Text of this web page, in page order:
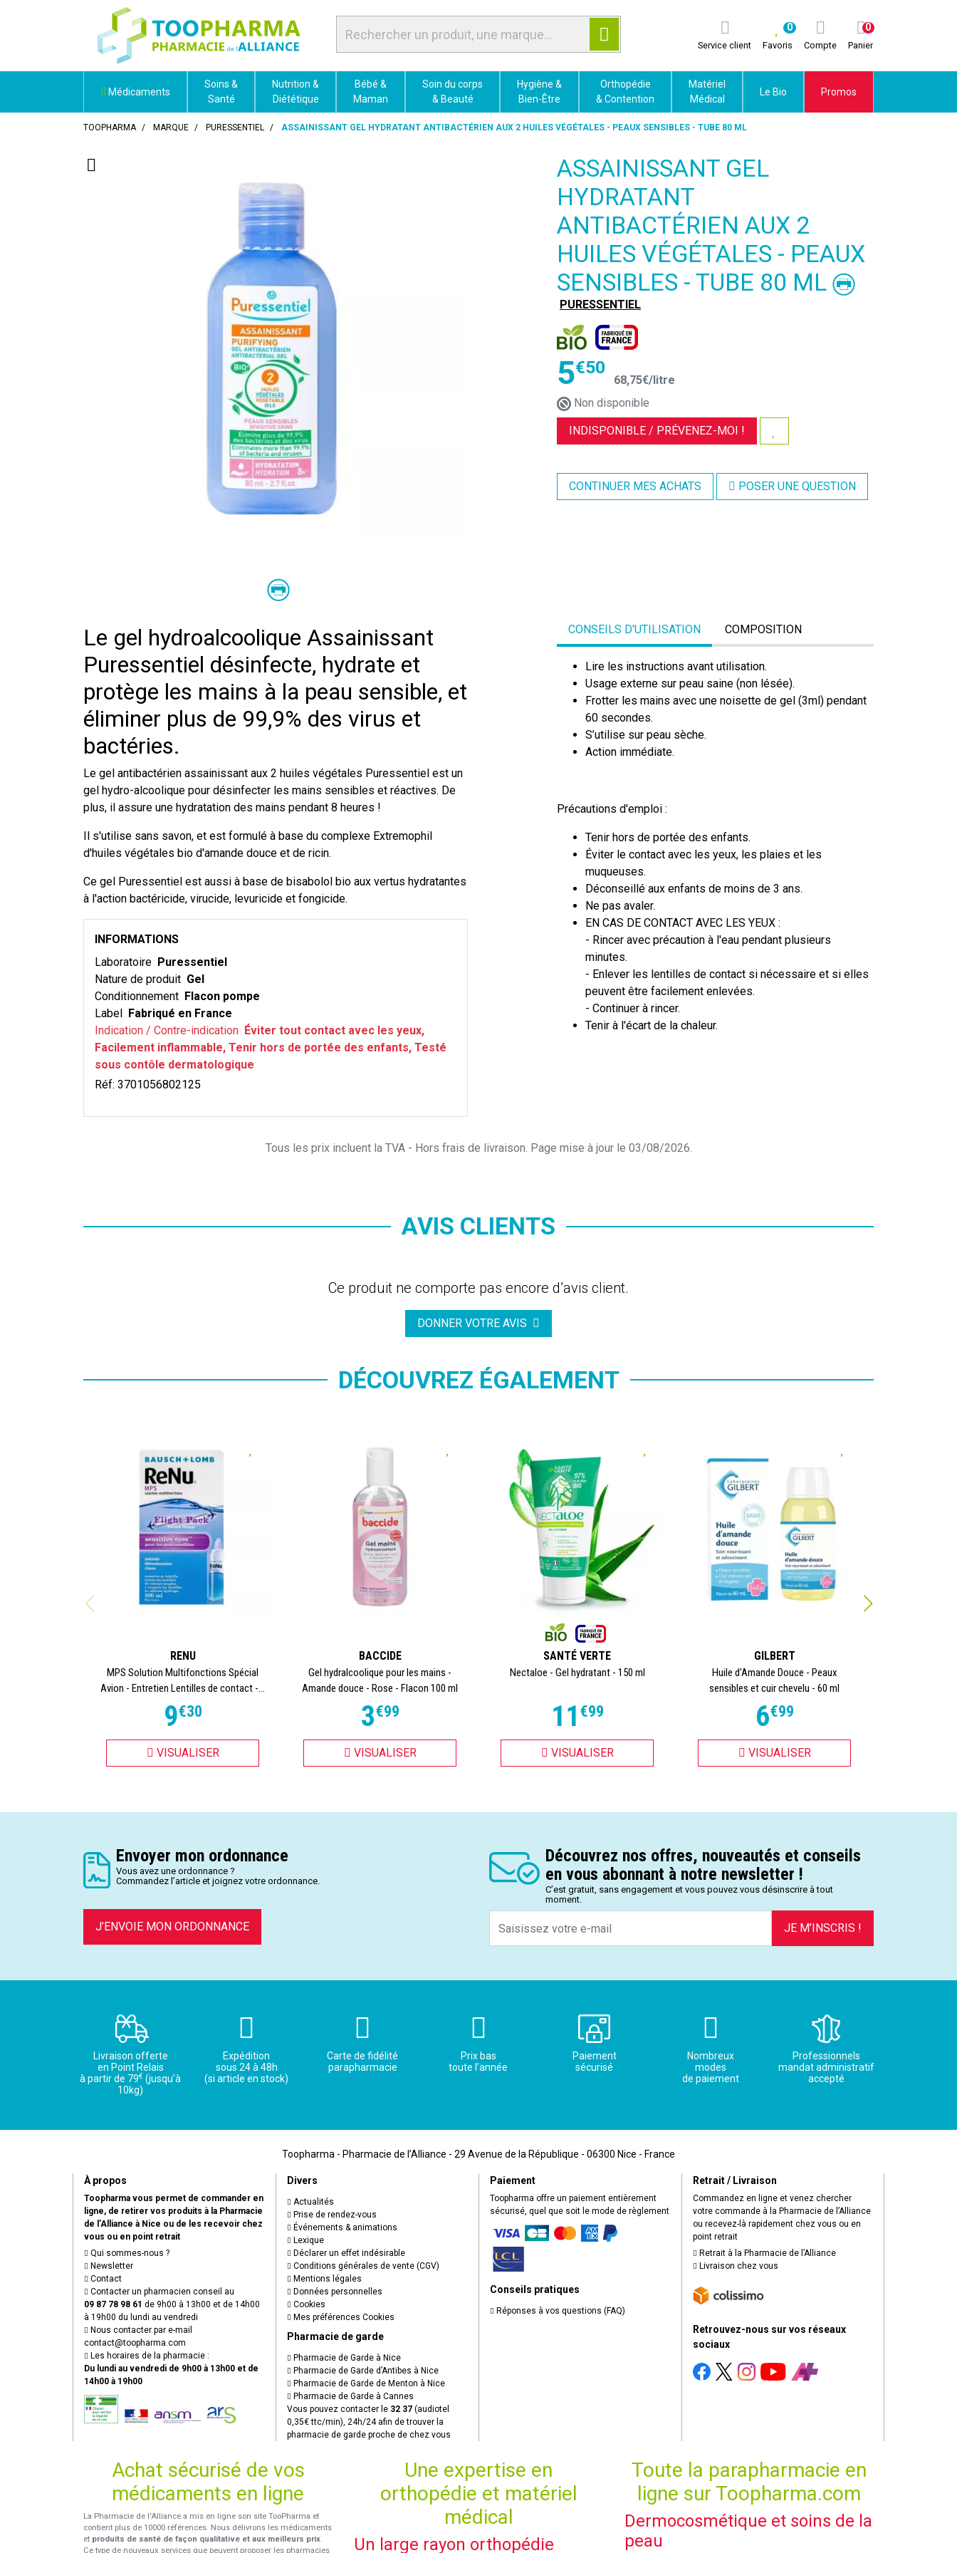
Service client Favoris
0
Compte Panier
0
Médicaments
Soins &
Santé
Nutrition &
Diététique
Bébé &
Maman
Soin du corps
& Beauté
Hygiène &
Bien-Être
Orthopédie
& Contention
Matériel
Médical
Le Bio Promos
TOOPHARMA MARQUE PURESSENTIEL ASSAINISSANT GEL HYDRATANT ANTIBACTÉRIEN AUX 2 HUILES VÉGÉTALES - PEAUX SENSIBLES - TUBE 80 ML
ASSAINISSANT GEL
HYDRATANT
ANTIBACTÉRIEN AUX 2
HUILES VÉGÉTALES - PEAUX
SENSIBLES - TUBE 80 ML
PURESSENTIEL
5€50
68,75€/litre
Non disponible
INDISPONIBLE / PRÉVENEZ-MOI !
CONTINUER MES ACHATS POSER UNE QUESTION
Le gel hydroalcoolique Assainissant
Puressentiel désinfecte, hydrate et
protège les mains à la peau sensible, et
éliminer plus de 99,9% des virus et
bactéries.
Le gel antibactérien assainissant aux 2 huiles végétales Puressentiel est un
gel hydro-alcoolique pour désinfecter les mains sensibles et réactives. De
plus, il assure une hydratation des mains pendant 8 heures !
Il s'utilise sans savon, et est formulé à base du complexe Extremophil
d'huiles végétales bio d'amande douce et de ricin.
Ce gel Puressentiel est aussi à base de bisabolol bio aux vertus hydratantes
à l'action bactéricide, virucide, levuricide et fongicide.
INFORMATIONS
Laboratoire Puressentiel
Nature de produit Gel
Conditionnement Flacon pompe
Label Fabriqué en France
Indication / Contre-indication Éviter tout contact avec les yeux,
Facilement inflammable, Tenir hors de portée des enfants, Testé
sous contôle dermatologique
Réf: 3701056802125
CONSEILS D'UTILISATION COMPOSITION
Lire les instructions avant utilisation.
Usage externe sur peau saine (non lésée).
Frotter les mains avec une noisette de gel (3ml) pendant
60 secondes.
S’utilise sur peau sèche.
Action immédiate.
Précautions d'emploi :
Tenir hors de portée des enfants.
Éviter le contact avec les yeux, les plaies et les
muqueuses.
Déconseillé aux enfants de moins de 3 ans.
Ne pas avaler.
EN CAS DE CONTACT AVEC LES YEUX :
- Rincer avec précaution à l'eau pendant plusieurs
minutes.
- Enlever les lentilles de contact si nécessaire et si elles
peuvent être facilement enlevées.
- Continuer à rincer.
Tenir à l'écart de la chaleur.
Tous les prix incluent la TVA - Hors frais de livraison. Page mise à jour le 03/08/2026.
AVIS CLIENTS
Ce produit ne comporte pas encore d’avis client.
DONNER VOTRE AVIS
DÉCOUVREZ ÉGALEMENT
RENU
MPS Solution Multifonctions Spécial
Avion - Entretien Lentilles de contact -...
9€30
VISUALISER
BACCIDE
Gel hydralcoolique pour les mains -
Amande douce - Rose - Flacon 100 ml
3€99
VISUALISER
SANTÉ VERTE
Nectaloe - Gel hydratant - 150 ml
11 €99
VISUALISER
GILBERT
Huile d'Amande Douce - Peaux
sensibles et cuir chevelu - 60 ml
6€99
VISUALISER
Envoyer mon ordonnance
Vous avez une ordonnance ?
Commandez l’article et joignez votre ordonnance.
J’ENVOIE MON ORDONNANCE
Découvrez nos offres, nouveautés et conseils
en vous abonnant à notre newsletter !
C’est gratuit, sans engagement et vous pouvez vous désinscrire à tout
moment.
JE M’INSCRIS !
Livraison offerte
en Point Relais
à partir de 79€ (jusqu’à
10kg)
Expédition
sous 24 à 48h
(si article en stock)
Carte de fidélité
parapharmacie
Prix bas
toute l’année
Paiement
sécurisé
Nombreux
modes
de paiement
Professionnels
mandat administratif
accepté
Toopharma - Pharmacie de l’Alliance - 29 Avenue de la République - 06300 Nice - France
À propos
Toopharma vous permet de commander en
ligne, de retirer vos produits à la Pharmacie
de l’Alliance à Nice ou de les recevoir chez
vous ou en point retrait
Qui sommes-nous ?
Newsletter
Contact
Contacter un pharmacien conseil au
09 87 78 98 61 de 9h00 à 13h00 et de 14h00
à 19h00 du lundi au vendredi
Nous contacter par e-mail
contact@toopharma.com
Les horaires de la pharmacie :
Du lundi au vendredi de 9h00 à 13h00 et de
14h00 à 19h00
Divers
Actualités
Prise de rendez-vous
Événements & animations
Lexique
Déclarer un effet indésirable
Conditions générales de vente (CGV)
Mentions légales
Données personnelles
Cookies
Mes préférences Cookies
Pharmacie de garde
Pharmacie de Garde à Nice
Pharmacie de Garde d’Antibes à Nice
Pharmacie de Garde de Menton à Nice
Pharmacie de Garde à Cannes
Vous pouvez contacter le 32 37 (audiotel
0,35€ ttc/min), 24h/24 afin de trouver la
pharmacie de garde proche de chez vous
Paiement
Toopharma offre un paiement entièrement
sécurisé, quel que soit le mode de règlement
Conseils pratiques
Réponses à vos questions (FAQ)
Retrait / Livraison
Commandez en ligne et venez chercher
votre commande à la Pharmacie de l’Alliance
ou recevez-là rapidement chez vous ou en
point retrait
Retrait à la Pharmacie de l’Alliance
Livraison chez vous
Retrouvez-nous sur vos réseaux
sociaux
Achat sécurisé de vos
médicaments en ligne
La Pharmacie de l'Alliance a mis en ligne son site TooPharma et
contient plus de 10000 références. Nous délivrons les médicaments
et produits de santé de façon qualitative et aux meilleurs prix.
Ce type de nouveaux services que peuvent proposer les pharmacies
Une expertise en
orthopédie et matériel
médical
Un large rayon orthopédie
Toute la parapharmacie en
ligne sur Toopharma.com
Dermocosmétique et soins de la
peau